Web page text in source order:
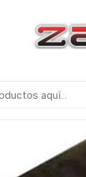
Productos